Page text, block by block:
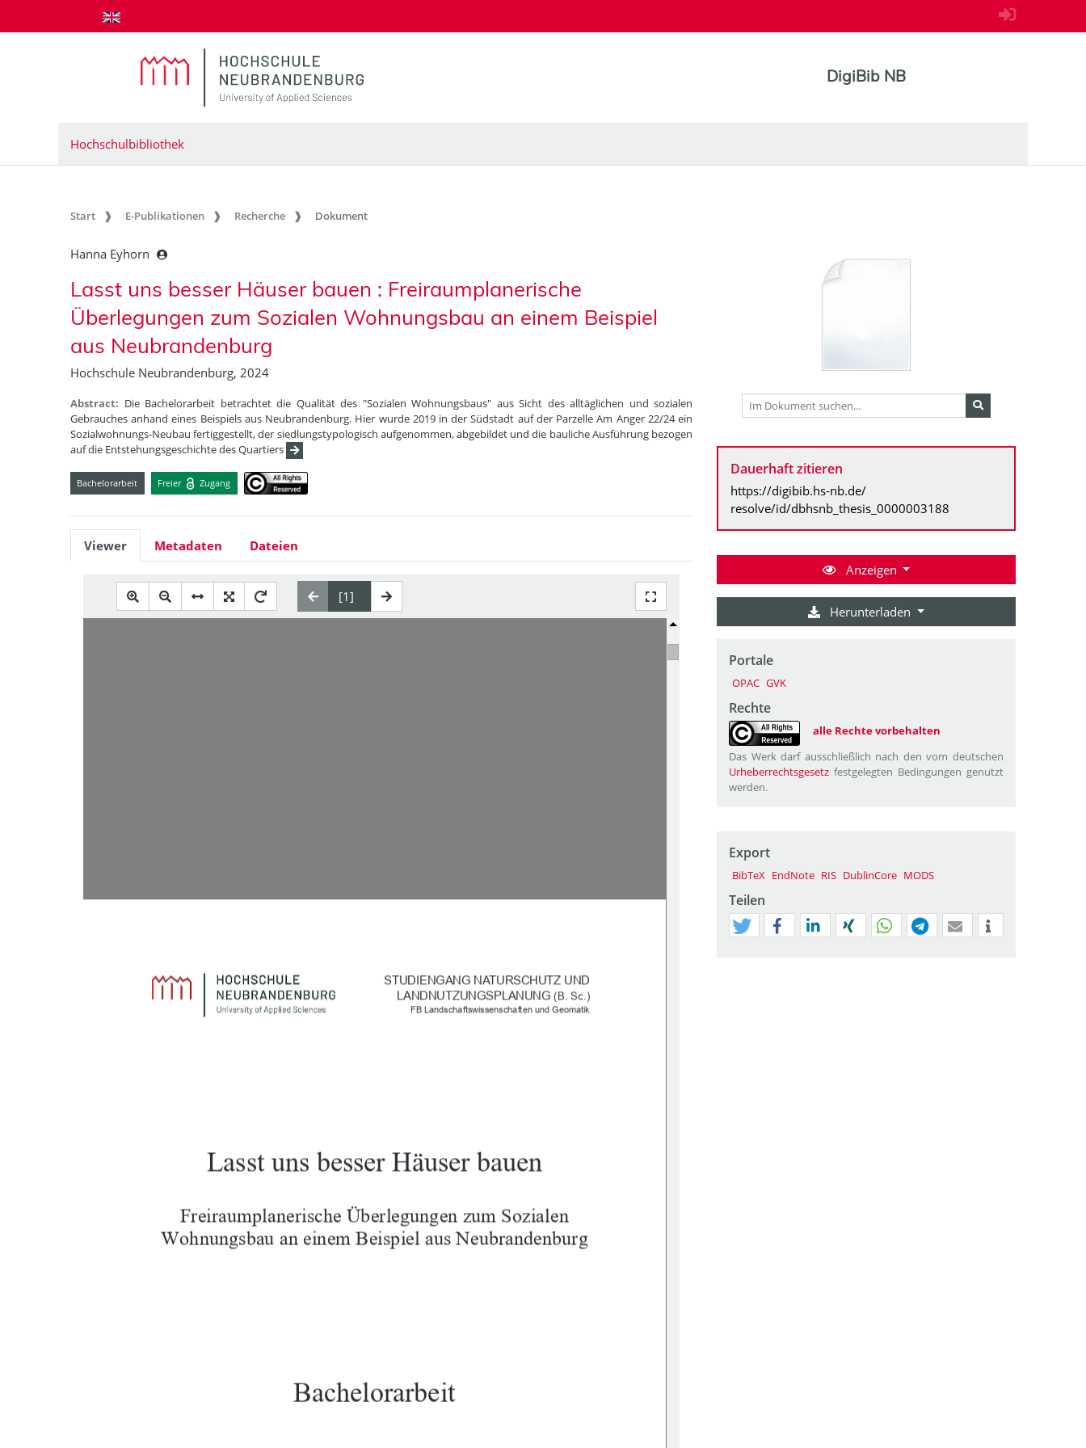
zum Inhalt springen
DigiBib NB
Hochschulbibliothek
Start E-Publikationen Recherche Dokument
Hanna Eyhorn
Lasst uns besser Häuser bauen : Freiraumplanerische
Überlegungen zum Sozialen Wohnungsbau an einem Beispiel
aus Neubrandenburg
Hochschule Neubrandenburg, 2024
Abstract: Die Bachelorarbeit betrachtet die Qualität des "Sozialen Wohnungsbaus" aus Sicht des alltäglichen und sozialen
Gebrauches anhand eines Beispiels aus Neubrandenburg. Hier wurde 2019 in der Südstadt auf der Parzelle Am Anger 22/24 ein
Sozialwohnungs-Neubau fertiggestellt, der siedlungstypologisch aufgenommen, abgebildet und die bauliche Ausführung bezogen
auf die Entstehungsgeschichte des Quartiers
Bachelorarbeit Freier Zugang
Viewer Metadaten Dateien
Lasst uns besser Häuser bauen
Freiraumplanerische Überlegungen zum Sozialen
Wohnungsbau an einem Beispiel aus Neubrandenburg
Bachelorarbeit
STUDIENGANG NATURSCHUTZ UND
LANDNUTZUNGSPLANUNG (B. Sc.)
FB Landschaftswissenschaften und Geomatik
Dauerhaft zitieren
https://digibib.hs-nb.de/
resolve/id/dbhsnb_thesis_0000003188
Anzeigen
Herunterladen
Portale
OPAC GVK
Rechte
alle Rechte vorbehalten
Das Werk darf ausschließlich nach den vom deutschen
Urheberrechtsgesetz festgelegten Bedingungen genutzt
werden.
Export
BibTeX EndNote RIS DublinCore MODS
Teilen